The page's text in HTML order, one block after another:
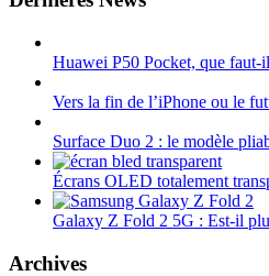
Huawei P50 Pocket, que faut-
Vers la fin de l’iPhone ou le
Surface Duo 2 : le modèle
Écrans OLED totalement
Galaxy Z Fold 2 5G : Est-il
Archives